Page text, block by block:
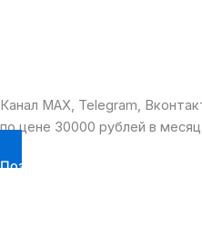
Канал MAX, Telegram,
по цене 30000 рублей в месяц
Позвонить